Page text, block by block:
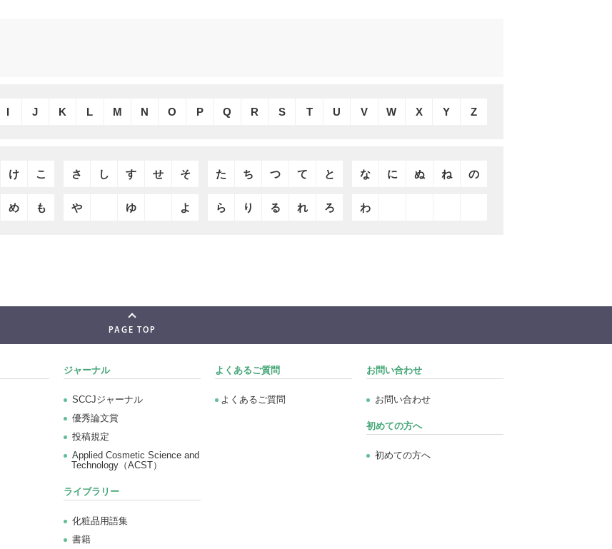
I J K L M N O P Q R S T U V W X Y Z
け こ さ し す せ そ た ち つ て と な に ぬ ね の
め も や ゆ よ ら り る れ ろ わ
PAGE TOP
ジャーナル
SCCJジャーナル
優秀論文賞
投稿規定
Applied Cosmetic Science and
Technology（ACST）
ライブラリー
化粧品用語集
書籍
よくあるご質問
よくあるご質問
お問い合わせ
お問い合わせ
初めての方へ
初めての方へ